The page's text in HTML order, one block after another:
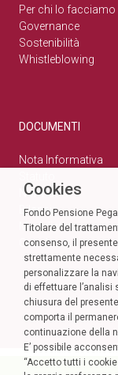
Per chi lo facciamo
Governance
Sostenibilità
Whistleblowing
DOCUMENTI
Nota Informativa
Normativa
Bilanci
Modulistica
Circolari
Cookies
Fondo Pensione
Titolare del
consenso, il
strettamente
personalizzare la
di effettuare l’analisi
chiusura del
comporta il
continuazione della
E’ possibile
“Accetto tutti i